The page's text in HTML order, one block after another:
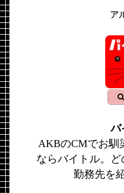
ア
バ
AKBのCMでお馴
ならバイトル。
勤務先を